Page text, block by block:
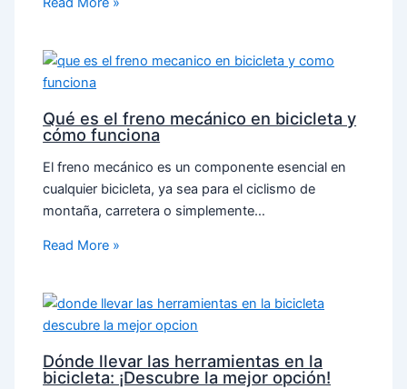
Qué es el freno mecánico en bicicleta y
cómo funciona
El freno mecánico es un componente esencial en
cualquier bicicleta, ya sea para el ciclismo de
montaña, carretera o simplemente…
Read More »
Dónde llevar las herramientas en la
bicicleta: ¡Descubre la mejor opción!